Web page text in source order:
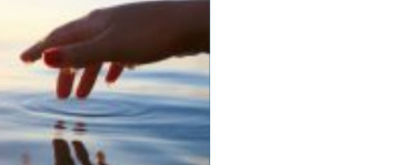
mest efterfrågade
behandlingarna för att
ersätta sa...